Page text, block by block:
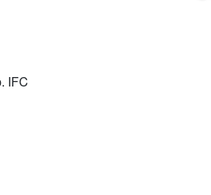
IFC